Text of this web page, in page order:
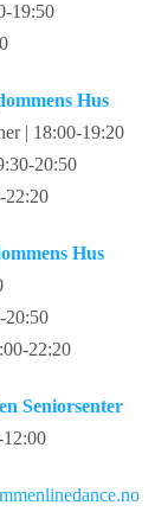
19:50
Hus
| 18:00-19:20
20:50
22:20
Hus
20:50
22:20
Seniorsenter
12:00